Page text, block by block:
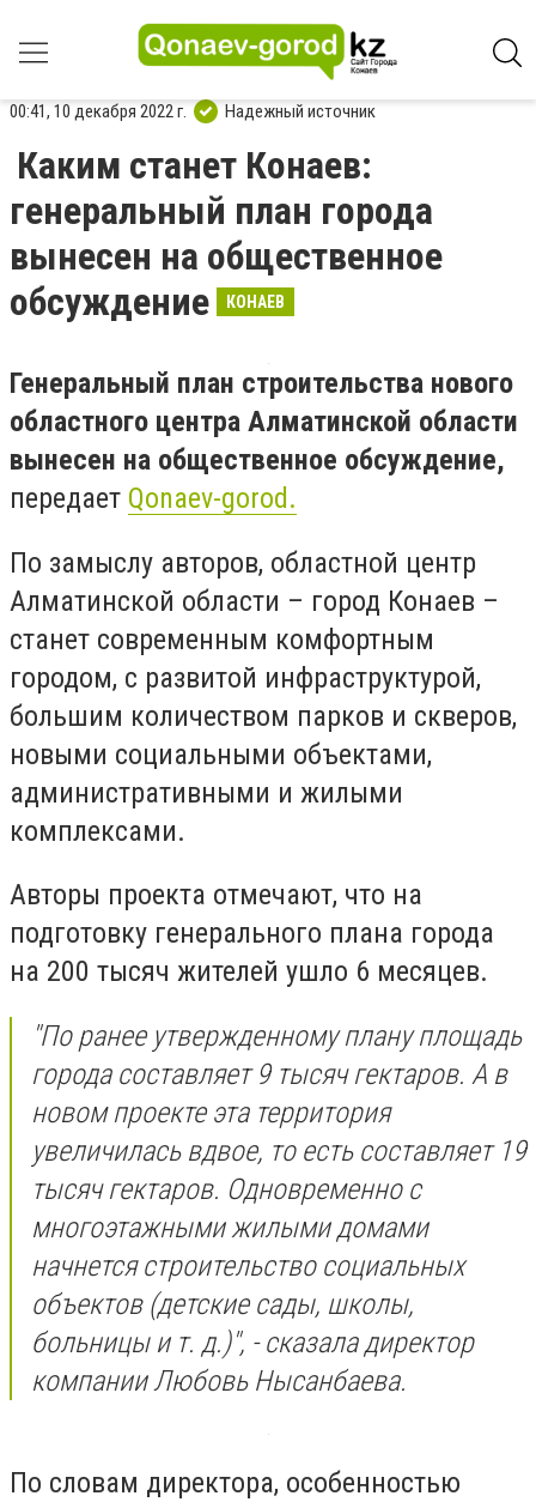
00:41, 10 декабря 2022 г. Надежный источник
Каким станет Конаев:
генеральный план города
вынесен на общественное
обсуждение
КОНАЕВ
Генеральный план строительства нового
областного центра Алматинской области
вынесен на общественное обсуждение,
передает Qonaev-gorod.
По замыслу авторов, областной центр
Алматинской области – город Конаев –
станет современным комфортным
городом, с развитой инфраструктурой,
большим количеством парков и скверов,
новыми социальными объектами,
административными и жилыми
комплексами.
Авторы проекта отмечают, что на
подготовку генерального плана города
на 200 тысяч жителей ушло 6 месяцев.
"По ранее утвержденному плану площадь
города составляет 9 тысяч гектаров. А в
новом проекте эта территория
увеличилась вдвое, то есть составляет 19
тысяч гектаров. Одновременно с
многоэтажными жилыми домами
начнется строительство социальных
объектов (детские сады, школы,
больницы и т. д.)", - сказала директор
компании Любовь Нысанбаева.
По словам директора, особенностью